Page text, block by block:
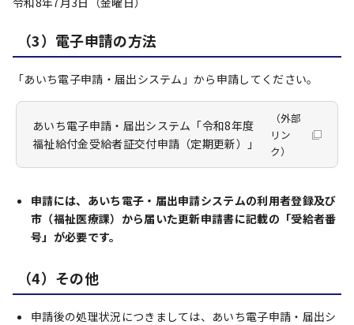
（3）電子申請の方法
「あいち電子申請・届出システム」から申請してください。
あいち電子申請・届出システム「令和8年度
福祉給付金受給者証交付申請（定期更新）」
（外部
リン
ク）
申請には、あいち電子・届出申請システムの利用者登録及び
市（福祉医療課）から届いた更新申請書に記載の「受給者番
号」が必要です。
（4）その他
申請後の処理状況につきましては、あいち電子申請・届出シ